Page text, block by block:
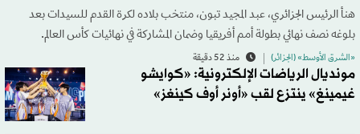
هنأ الرئيس الجزائري، عبد المجيد تبون، منتخب بلاده لكرة القدم للسيدات بعد
بلوغه نصف نهائي بطولة أمم أفريقيا وضمان المشاركة في نهائيات كأس العالم.
«الشرق الأوسط» (الجزائر) منذ 52 دقيقة
مونديال الرياضات الإلكترونية: «كوايشو
غيمينغ» ينتزع لقب «أونر أوف كينغز»